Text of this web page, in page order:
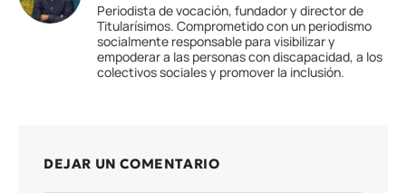
Periodista de vocación, fundador y director de
Titularísimos. Comprometido con un periodismo
socialmente responsable para visibilizar y
empoderar a las personas con discapacidad, a los
colectivos sociales y promover la inclusión.
DEJAR UN COMENTARIO